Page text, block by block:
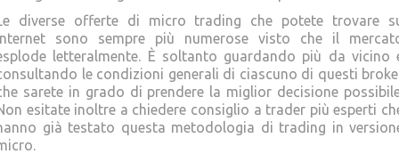
diverse offerte di micro trading che potete trovare
sono sempre più numerose visto che il
letteralmente. È soltanto guardando più da vicino
le condizioni generali di ciascuno di questi
sarete in grado di prendere la miglior decisione
esitate inoltre a chiedere consiglio a trader più esperti
già testato questa metodologia di trading in